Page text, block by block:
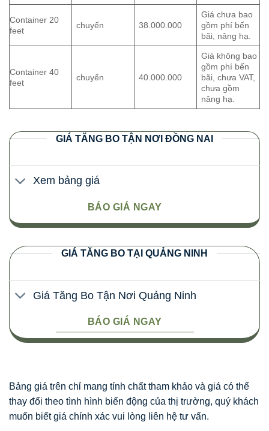
Container 20
feet
chuyến 38.000.000
Giá chưa bao
gồm phí bến
bãi, nâng hạ.
Container 40
feet
chuyến 40.000.000
Giá không bao
gồm phí bến
bãi, chưa VAT,
chưa gồm
nâng hạ.
GIÁ TĂNG BO TẬN NƠI ĐỒNG NAI
Xem bảng giá
BÁO GIÁ NGAY
GIÁ TĂNG BO TẠI QUẢNG NINH
Giá Tăng Bo Tận Nơi Quảng Ninh
BÁO GIÁ NGAY
Bảng giá trên chỉ mang tính chất tham khảo và giá có thể
thay đổi theo tình hình biến động của thị trường, quý khách
muốn biết giá chính xác vui lòng liên hệ tư vấn.